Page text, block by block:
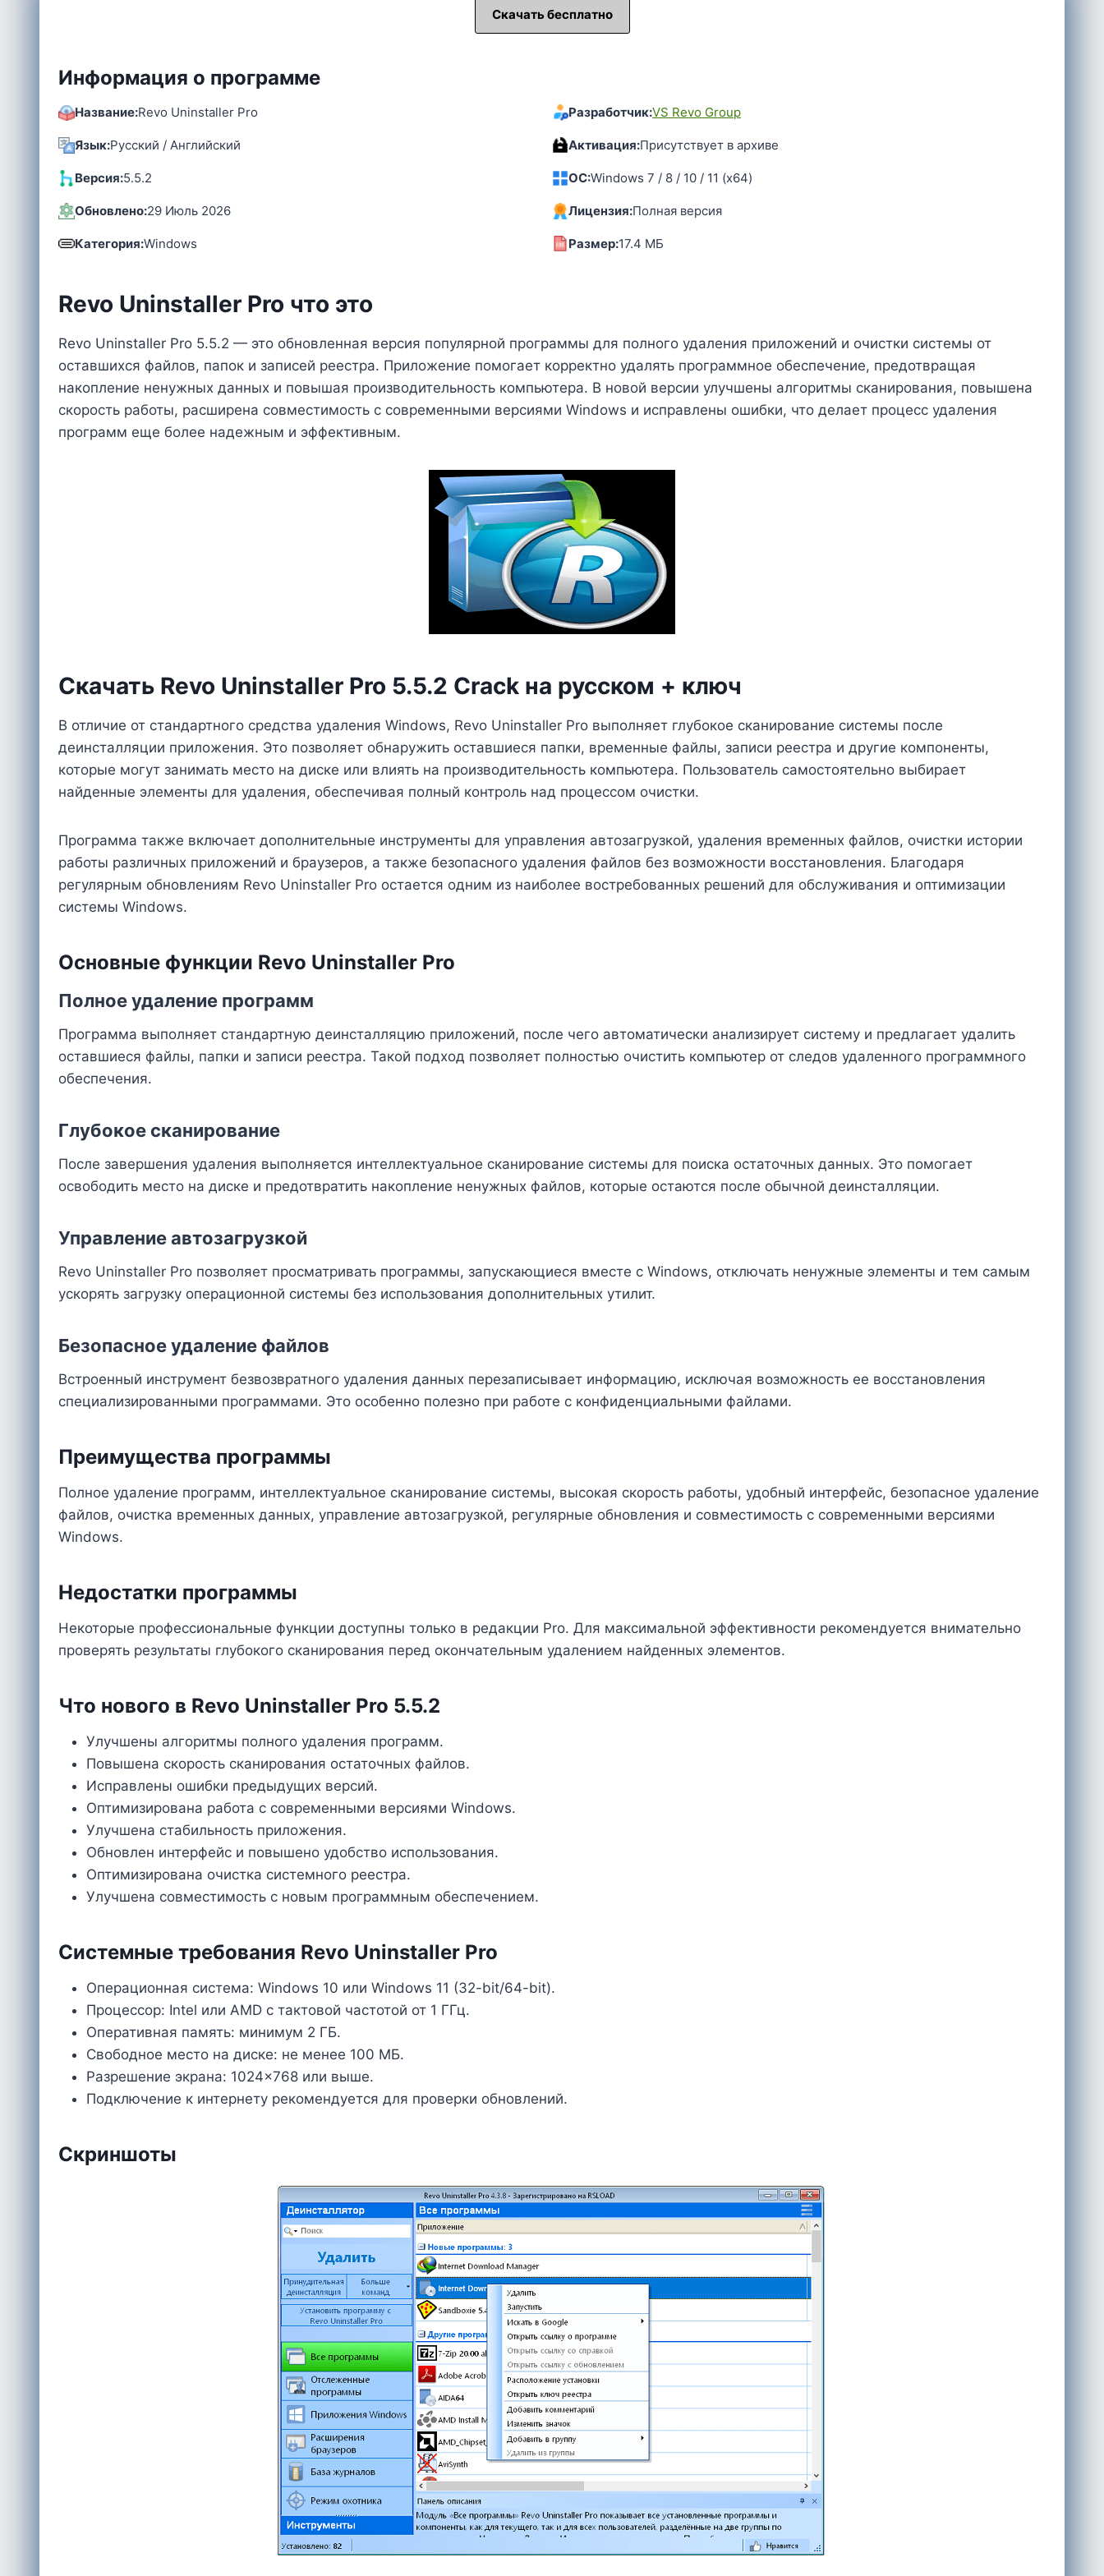
Скачать бесплатно
Информация о программе
Название:Revo Uninstaller Pro Разработчик:VS Revo Group
Язык:Русский / Английский Активация:Присутствует в архиве
Версия:5.5.2 OC:Windows 7 / 8 / 10 / 11 (x64)
Обновлено:29 Июль 2026 Лицензия:Полная версия
Категория:Windows Размер:17.4 MБ
Revo Uninstaller Pro что это
Revo Uninstaller Pro 5.5.2 — это обновленная версия популярной программы для полного удаления приложений и очистки системы от
оставшихся файлов, папок и записей реестра. Приложение помогает корректно удалять программное обеспечение, предотвращая
накопление ненужных данных и повышая производительность компьютера. В новой версии улучшены алгоритмы сканирования, повышена
скорость работы, расширена совместимость с современными версиями Windows и исправлены ошибки, что делает процесс удаления
программ еще более надежным и эффективным.
Cкачать Revo Uninstaller Pro 5.5.2 Crack на русском + ключ
В отличие от стандартного средства удаления Windows, Revo Uninstaller Pro выполняет глубокое сканирование системы после
деинсталляции приложения. Это позволяет обнаружить оставшиеся папки, временные файлы, записи реестра и другие компоненты,
которые могут занимать место на диске или влиять на производительность компьютера. Пользователь самостоятельно выбирает
найденные элементы для удаления, обеспечивая полный контроль над процессом очистки.
Программа также включает дополнительные инструменты для управления автозагрузкой, удаления временных файлов, очистки истории
работы различных приложений и браузеров, а также безопасного удаления файлов без возможности восстановления. Благодаря
регулярным обновлениям Revo Uninstaller Pro остается одним из наиболее востребованных решений для обслуживания и оптимизации
системы Windows.
Основные функции Revo Uninstaller Pro
Полное удаление программ
Программа выполняет стандартную деинсталляцию приложений, после чего автоматически анализирует систему и предлагает удалить
оставшиеся файлы, папки и записи реестра. Такой подход позволяет полностью очистить компьютер от следов удаленного программного
обеспечения.
Глубокое сканирование
После завершения удаления выполняется интеллектуальное сканирование системы для поиска остаточных данных. Это помогает
освободить место на диске и предотвратить накопление ненужных файлов, которые остаются после обычной деинсталляции.
Управление автозагрузкой
Revo Uninstaller Pro позволяет просматривать программы, запускающиеся вместе с Windows, отключать ненужные элементы и тем самым
ускорять загрузку операционной системы без использования дополнительных утилит.
Безопасное удаление файлов
Встроенный инструмент безвозвратного удаления данных перезаписывает информацию, исключая возможность ее восстановления
специализированными программами. Это особенно полезно при работе с конфиденциальными файлами.
Преимущества программы
Полное удаление программ, интеллектуальное сканирование системы, высокая скорость работы, удобный интерфейс, безопасное удаление
файлов, очистка временных данных, управление автозагрузкой, регулярные обновления и совместимость с современными версиями
Windows.
Недостатки программы
Некоторые профессиональные функции доступны только в редакции Pro. Для максимальной эффективности рекомендуется внимательно
проверять результаты глубокого сканирования перед окончательным удалением найденных элементов.
Что нового в Revo Uninstaller Pro 5.5.2
Улучшены алгоритмы полного удаления программ.
Повышена скорость сканирования остаточных файлов.
Исправлены ошибки предыдущих версий.
Оптимизирована работа с современными версиями Windows.
Улучшена стабильность приложения.
Обновлен интерфейс и повышено удобство использования.
Оптимизирована очистка системного реестра.
Улучшена совместимость с новым программным обеспечением.
Системные требования Revo Uninstaller Pro
Операционная система: Windows 10 или Windows 11 (32-bit/64-bit).
Процессор: Intel или AMD с тактовой частотой от 1 ГГц.
Оперативная память: минимум 2 ГБ.
Свободное место на диске: не менее 100 МБ.
Разрешение экрана: 1024×768 или выше.
Подключение к интернету рекомендуется для проверки обновлений.
Скриншоты